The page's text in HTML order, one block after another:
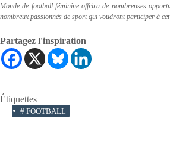
Monde de football féminine offrira de nombreuses
nombreux passionnés de sport qui voudront participer à cet
Partagez l'inspiration
Étiquettes
# FOOTBALL